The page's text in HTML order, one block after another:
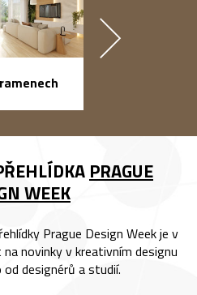
PRAGUE
WEEK
Prague Design Week je v
novinky v kreativním designu
designérů a studií.